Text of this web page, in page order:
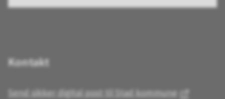
Kontakt
Send sikker digital post til Stad kommune